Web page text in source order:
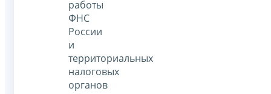
работы
ФНС
России
и
территориальных
налоговых
органов